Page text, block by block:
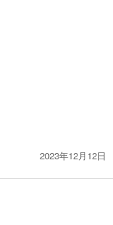
2023年12月12日